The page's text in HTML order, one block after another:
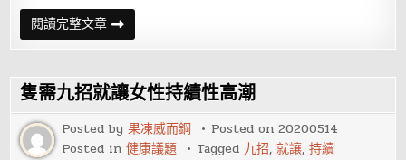
閱讀完整文章熟
女
保
性
高
潮
不
落
幕
的
隻需九招就讓女性持續性高潮
Posted by果凍威而鋼 Posted on20200514
Posted in健康議題 Tagged 九招,就讓,持續